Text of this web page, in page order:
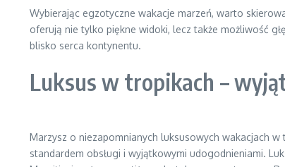
Wybierając egzotyczne wakacje marzeń, warto
oferują nie tylko piękne widoki, lecz także możliwość
blisko serca kontynentu.
Luksus w tropikach –
Marzysz o niezapomnianych luksusowych wakacjach
standardem obsługi i wyjątkowymi udogodnieniami.